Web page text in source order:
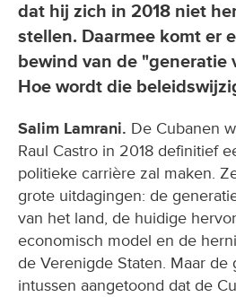
dat hij zich in 2018 niet
stellen. Daarmee komt er
bewind van de "generatie
Hoe wordt die
Salim Lamrani. De Cubanen
Raul Castro in 2018 definitief
politieke carrière zal maken.
grote uitdagingen: de
van het land, de huidige
economisch model en de
de Verenigde Staten. Maar de
intussen aangetoond dat de